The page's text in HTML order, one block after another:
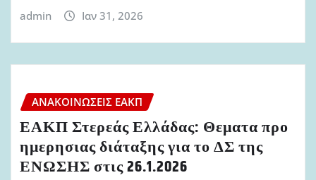
admin Ιαν 31, 2026
ΑΝΑΚΟΙΝΏΣΕΙΣ ΕΑΚΠ
ΕΑΚΠ Στερεάς Ελλάδας: Θεματα προ
ημερησιας διάταξης για το ΔΣ της
ΕΝΩΣΗΣ στις 26.1.2026